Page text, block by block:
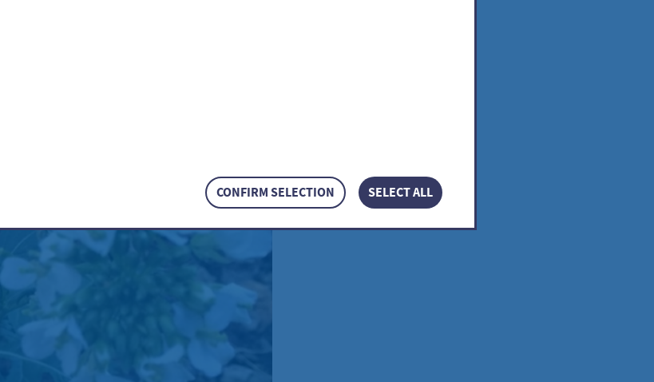
/ Diplotaxis erucoides
CONFIRM SELECTION SELECT ALL